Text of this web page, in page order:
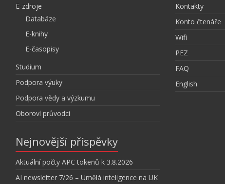
E-zdroje
Databáze
E-knihy
E-časopisy
Studium
Podpora výuky
Podpora vědy a výzkumu
Oboroví průvodci
Nejnovější příspěvky
Aktuální počty APC tokenů k 3.8.2026
AI newsletter 7/26 – Umělá inteligence na UK
Kontakty
Konto čtenáře
Wifi
PEZ
FAQ
English